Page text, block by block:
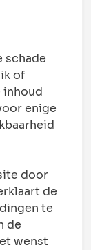
schade
of
inhoud
enige
door
de
te
de
wenst